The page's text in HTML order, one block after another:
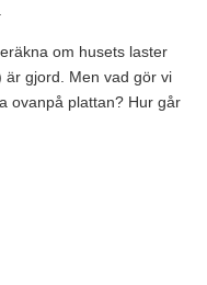
om husets laster
är gjord. Men vad gör vi
ovanpå plattan? Hur går